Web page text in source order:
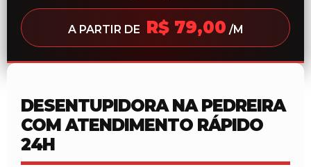
A PARTIR DE R$ 79,00 /M
DESENTUPIDORA NA PEDREIRA
COM ATENDIMENTO RÁPIDO
24H